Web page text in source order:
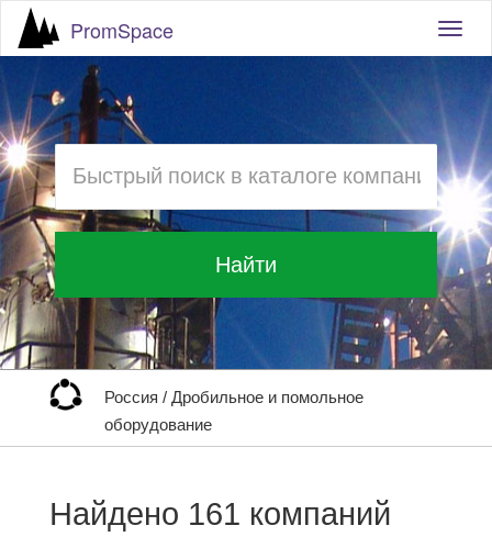
PromSpace
Найти
Россия / Дробильное и помольное
оборудование
Найдено 161 компаний